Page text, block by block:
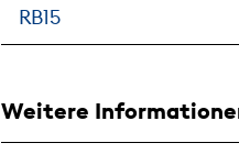
RB15
Weitere